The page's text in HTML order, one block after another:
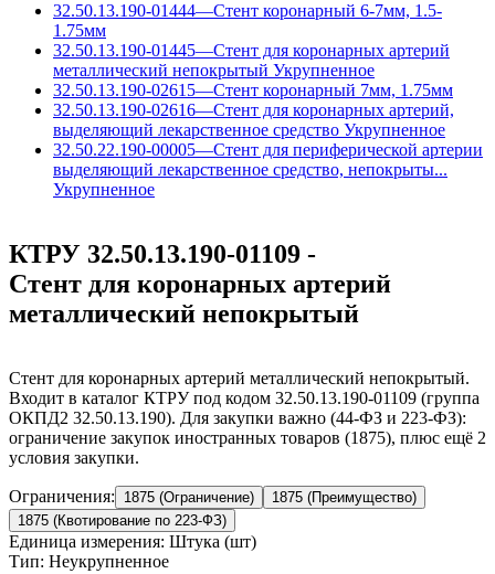
32.50.13.190-01444—Стент коронарный 6-7мм, 1.5-
1.75мм
32.50.13.190-01445—Стент для коронарных артерий
металлический непокрытый Укрупненное
32.50.13.190-02615—Стент коронарный 7мм, 1.75мм
32.50.13.190-02616—Стент для коронарных артерий,
выделяющий лекарственное средство Укрупненное
32.50.22.190-00005—Стент для периферической артерии
выделяющий лекарственное средство, непокрыты...
Укрупненное
КТРУ 32.50.13.190-01109 -
Стент для коронарных артерий
металлический непокрытый
Стент для коронарных артерий металлический непокрытый.
Входит в каталог КТРУ под кодом 32.50.13.190-01109 (группа
ОКПД2 32.50.13.190). Для закупки важно (44-ФЗ и 223-ФЗ):
ограничение закупок иностранных товаров (1875), плюс ещё 2
условия закупки.
Ограничения: 1875 (Ограничение)
1875 (Преимущество)
1875 (Квотирование по 223-ФЗ)
Единица измерения: Штука (шт)
Тип: Неукрупненное